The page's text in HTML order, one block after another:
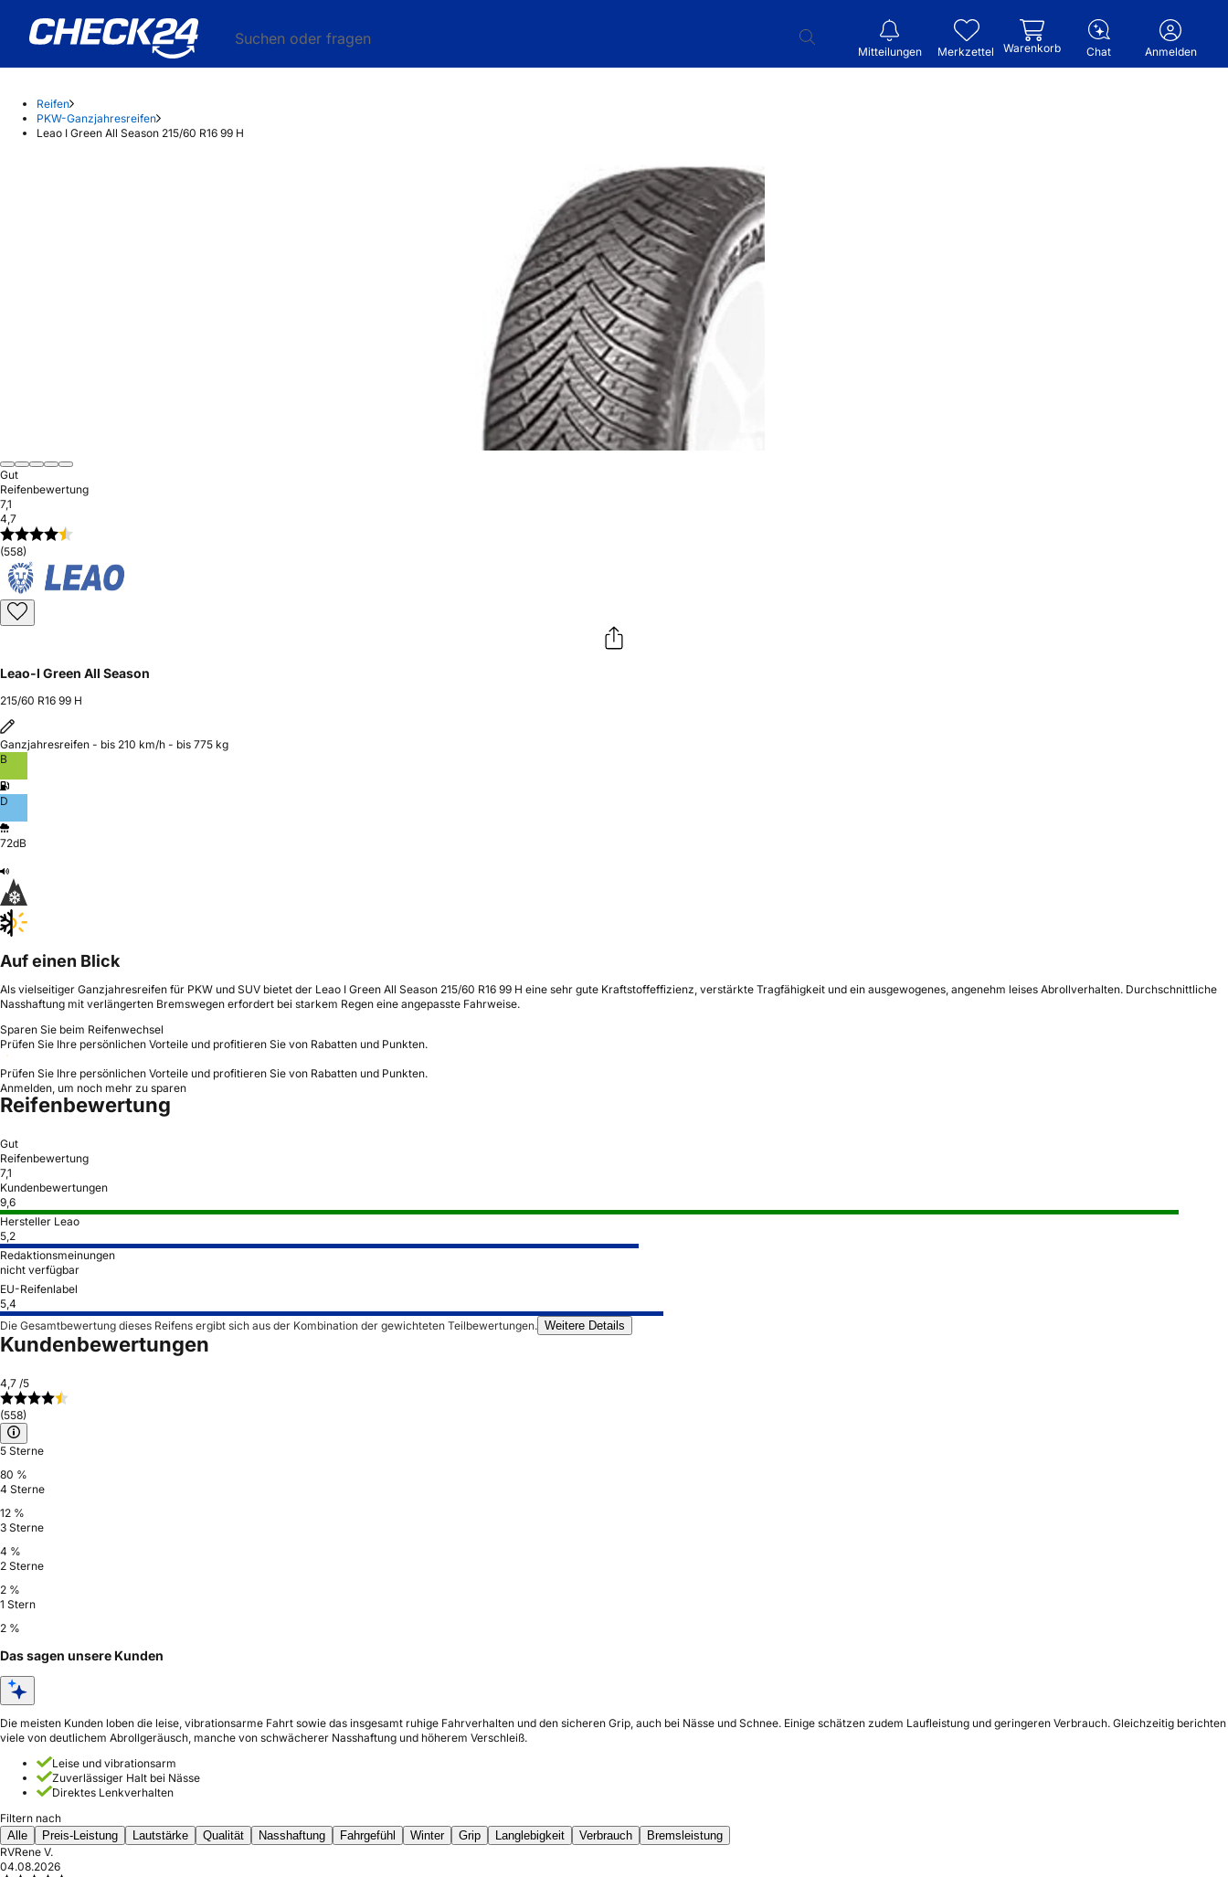
Suchen oder fragen
Mitteilungen Merkzettel Warenkorb Chat Anmelden
Reifen
PKW-Ganzjahresreifen
Leao I Green All Season 215/60 R16 99 H
Gut
Reifenbewertung
7,1
4,7
(558)
Leao-I Green All Season
215/60 R16 99 H
Ganzjahresreifen - bis 210 km/h - bis 775 kg
B
D
72dB
Auf einen Blick
Als vielseitiger Ganzjahresreifen für PKW und SUV bietet der Leao I Green All Season 215/60 R16 99 H eine sehr gute Kraftstoffeffizienz, verstärkte Tragfähigkeit und ein ausgewogenes, angenehm leises Abrollverhalten. Durchschnittliche
Nasshaftung mit verlängerten Bremswegen erfordert bei starkem Regen eine angepasste Fahrweise.
Sparen Sie beim Reifenwechsel
Prüfen Sie Ihre persönlichen Vorteile und profitieren Sie von Rabatten und Punkten.
Prüfen Sie Ihre persönlichen Vorteile und profitieren Sie von Rabatten und Punkten.
Anmelden, um noch mehr zu sparen
Reifenbewertung
Gut
Reifenbewertung
7,1
Kundenbewertungen
9,6
Hersteller Leao
5,2
Redaktionsmeinungen
nicht verfügbar
EU-Reifenlabel
5,4
Die Gesamtbewertung dieses Reifens ergibt sich aus der Kombination der gewichteten Teilbewertungen. Weitere Details
Kundenbewertungen
4,7 /5
(558)
5 Sterne
80 %
4 Sterne
12 %
3 Sterne
4 %
2 Sterne
2 %
1 Stern
2 %
Das sagen unsere Kunden
Die meisten Kunden loben die leise, vibrationsarme Fahrt sowie das insgesamt ruhige Fahrverhalten und den sicheren Grip, auch bei Nässe und Schnee. Einige schätzen zudem Laufleistung und geringeren Verbrauch. Gleichzeitig berichten
viele von deutlichem Abrollgeräusch, manche von schwächerer Nasshaftung und höherem Verschleiß.
Leise und vibrationsarm
Zuverlässiger Halt bei Nässe
Direktes Lenkverhalten
Filtern nach
Alle
Preis-Leistung Lautstärke Qualität Nasshaftung Fahrgefühl Winter Grip Langlebigkeit Verbrauch
Bremsleistung
RVRene V.
04.08.2026